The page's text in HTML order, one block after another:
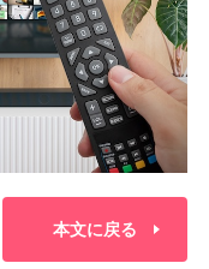
本文に戻る